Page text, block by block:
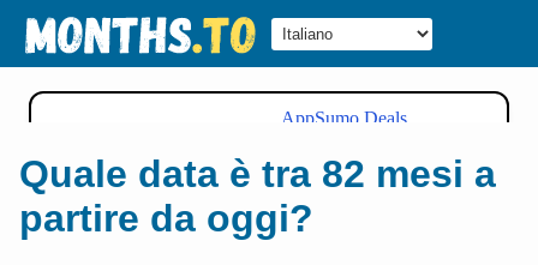
Quale data è tra 82 mesi a
partire da oggi?